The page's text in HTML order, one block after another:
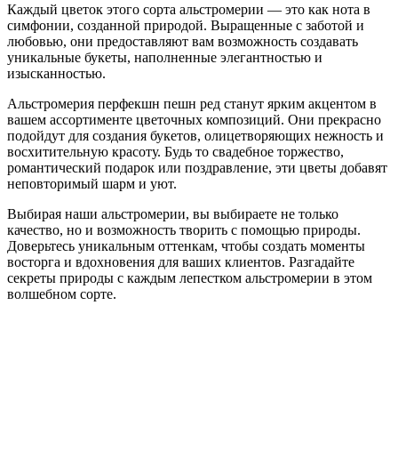
Каждый цветок этого сорта альстромерии — это как нота в
симфонии, созданной природой. Выращенные с заботой и
любовью, они предоставляют вам возможность создавать
уникальные букеты, наполненные элегантностью и
изысканностью.
Альстромерия перфекшн пешн ред станут ярким акцентом в
вашем ассортименте цветочных композиций. Они прекрасно
подойдут для создания букетов, олицетворяющих нежность и
восхитительную красоту. Будь то свадебное торжество,
романтический подарок или поздравление, эти цветы добавят
неповторимый шарм и уют.
Выбирая наши альстромерии, вы выбираете не только
качество, но и возможность творить с помощью природы.
Доверьтесь уникальным оттенкам, чтобы создать моменты
восторга и вдохновения для ваших клиентов. Разгадайте
секреты природы с каждым лепестком альстромерии в этом
волшебном сорте.